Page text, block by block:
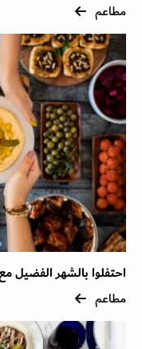
مطاعم
احتفلوا بالشهر الفضيل
مطاعم